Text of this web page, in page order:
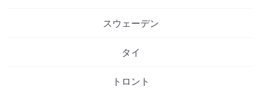
スウェーデン
タイ
トロント